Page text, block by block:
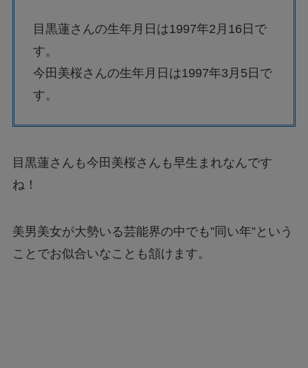
目黒蓮さんの生年月日は1997年2月16日で
す。
今田美桜さんの生年月日は1997年3月5日で
す。
目黒蓮さんも今田美桜さんも早生まれなんです
ね！
美男美女が大勢いる芸能界の中でも”同い年”という
ことでお似合いなことも頷けます。